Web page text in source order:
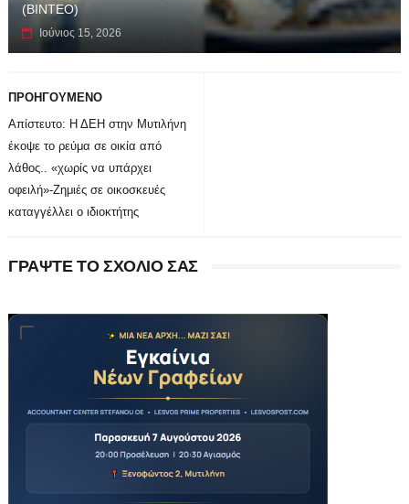
(ΒΙΝΤΕΟ)
Ιούνιος 15, 2026
ΠΡΟΗΓΟΥΜΕΝΟ
Απίστευτο: Η ΔΕΗ στην Μυτιλήνη
έκοψε το ρεύμα σε οικία από
λάθος.. «χωρίς να υπάρχει
οφειλή»-Ζημιές σε οικοσκευές
καταγγέλλει ο ιδιοκτήτης
ΓΡΑΨΤΕ ΤΟ ΣΧΟΛΙΟ ΣΑΣ